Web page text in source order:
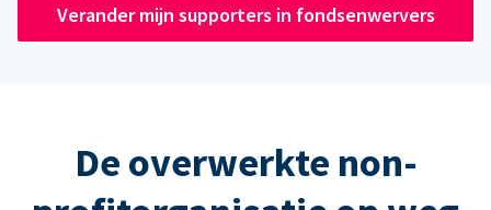
Verander mijn supporters in fondsenwervers
De overwerkte non-